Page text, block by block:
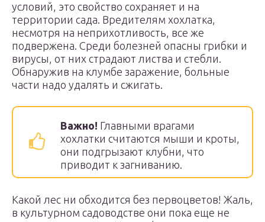
условий, это свойство сохраняет и на
территории сада. Вредителям хохлатка,
несмотря на неприхотливость, все же
подвержена. Среди болезней опасны грибки и
вирусы, от них страдают листва и стебли.
Обнаружив на клумбе заражение, больные
части надо удалять и сжигать.
Важно! Главными врагами
хохлатки считаются мыши и кроты,
они подгрызают клубни, что
приводит к загниванию.
Какой лес ни обходится без первоцветов! Жаль,
в культурном садоводстве они пока еще не